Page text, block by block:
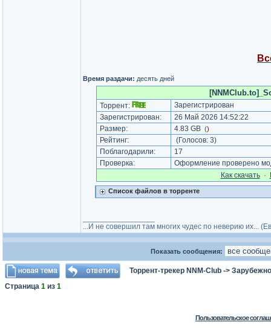
Время раздачи: десять дней
Торрент:
Зарегистрирован
Зарегистрирован:
26 Май 2026 14:52:22
Размер:
4.83 GB ()
Рейтинг: (Голосов: 3)
Поблагодарили:
17
Проверка:
Оформление проверено
Как cкачать·
Список файлов в торренте
...И не совершил там многих чудес по неверию их...
Показать сообщения:
Торрент-трекер NNM-Club ->
Страница 1 из 1
Пользовательское